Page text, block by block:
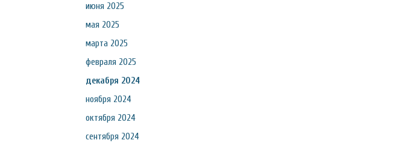
июня 2025
мая 2025
марта 2025
февраля 2025
декабря 2024
ноября 2024
октября 2024
сентября 2024